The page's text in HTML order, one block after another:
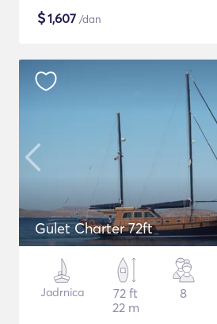
$1,607 /dan
Gulet Charter 72ft
Jadrnica
72 ft
22 m
8